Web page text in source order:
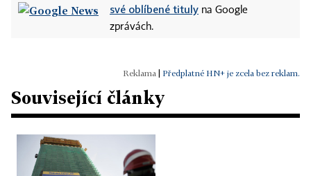
své oblíbené tituly na Google
zprávách.
Předplatné HN+ je zcela bez reklam.
Související články